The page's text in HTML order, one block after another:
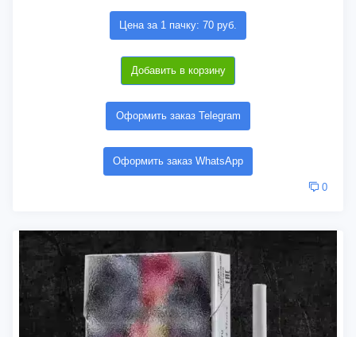
Цена за 1 пачку: 70 руб.
Добавить в корзину
Оформить заказ Telegram
Оформить заказ WhatsApp
0